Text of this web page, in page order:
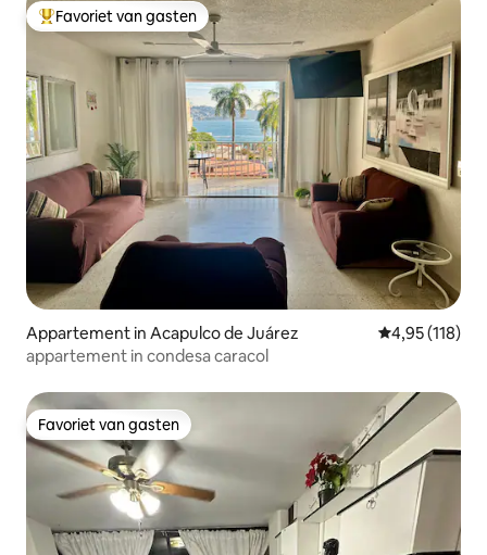
Topfavoriet van gasten
Favoriet van gasten
Appartement in Acapulco de Juárez Gemiddelde
4,95 (118)
appartement in condesa caracol
Favoriet van gasten
Favoriet van gasten